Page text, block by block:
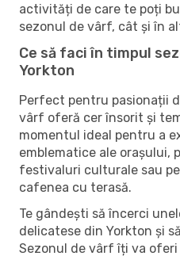
activități de care te poți
sezonul de vârf, cât și în
Ce să faci în timpul
Yorkton
Perfect pentru pasionații
vârf oferă cer însorit și
momentul ideal pentru a
emblematice ale orașului,
festivaluri culturale sau
cafenea cu terasă.
Te gândești să încerci
delicatese din Yorkton și
Sezonul de vârf îți va